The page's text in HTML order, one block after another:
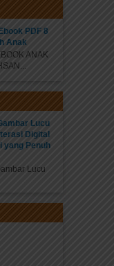
PDF 8
Anak
ANAK
Lucu
Digital
yang Penuh
Lucu